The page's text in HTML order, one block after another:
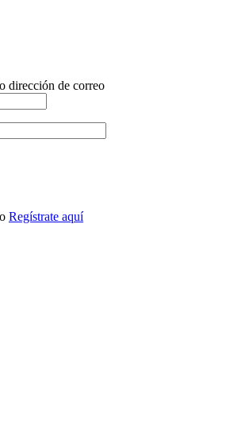
dirección de correo
Regístrate aquí